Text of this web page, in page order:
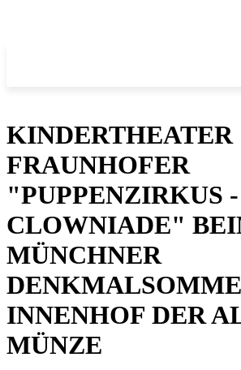
KINDERTHEATER
FRAUNHOFER
"PUPPENZIRKUS
CLOWNIADE"
MÜNCHNER
INNENHOF DER
MÜNZE